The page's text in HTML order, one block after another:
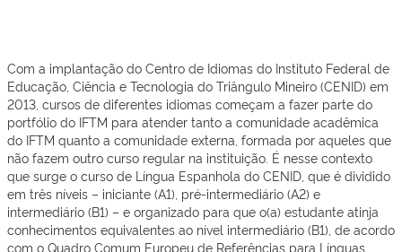
Com a implantação do Centro de Idiomas do Instituto Federal de
Educação, Ciência e Tecnologia do Triângulo Mineiro (CENID) em
2013, cursos de diferentes idiomas começam a fazer parte do
portfólio do IFTM para atender tanto a comunidade acadêmica
do IFTM quanto a comunidade externa, formada por aqueles que
não fazem outro curso regular na instituição. É nesse contexto
que surge o curso de Língua Espanhola do CENID, que é dividido
em três níveis – iniciante (A1), pré-intermediário (A2) e
intermediário (B1) – e organizado para que o(a) estudante atinja
conhecimentos equivalentes ao nível intermediário (B1), de acordo
com o Quadro Comum Europeu de Referências para Línguas,